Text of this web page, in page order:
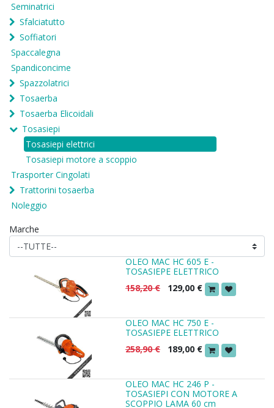
Seminatrici
Sfalciatutto
Soffiatori
Spaccalegna
Spandiconcime
Spazzolatrici
Tosaerba
Tosaerba Elicoidali
Tosasiepi
Tosasiepi elettrici
Tosasiepi motore a scoppio
Trasporter Cingolati
Trattorini tosaerba
Noleggio
Marche
OLEO MAC HC 605 E -
TOSASIEPE ELETTRICO
158,20€ 129,00 €
OLEO MAC HC 750 E -
TOSASIEPE ELETTRICO
258,90€ 189,00 €
OLEO MAC HC 246 P -
TOSASIEPI CON MOTORE A
SCOPPIO LAMA 60 cm